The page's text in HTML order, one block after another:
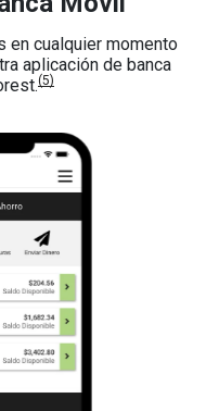
en cualquier momento
aplicación de banca
(5)